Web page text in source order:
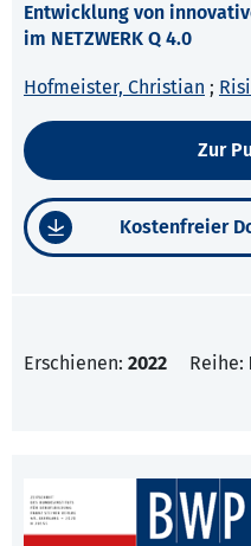
Entwicklung von
im NETZWERK Q 4.0
Hofmeister, Christian ;
Zur
Kostenfreier
Erschienen: 2022 Reihe: